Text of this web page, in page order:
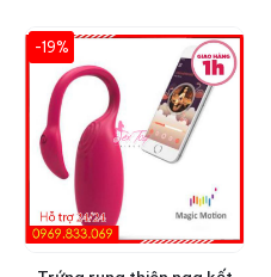
-19%